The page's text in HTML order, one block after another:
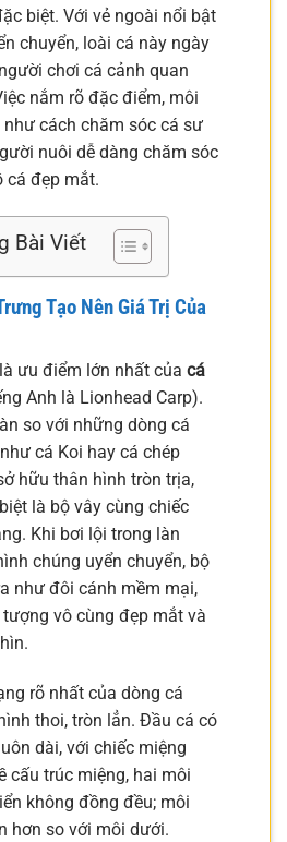
biệt. Với vẻ ngoài nổi bật
chuyển, loài cá này ngày
chơi cá cảnh quan
nắm rõ đặc điểm, môi
cách chăm sóc cá sư
nuôi dễ dàng chăm sóc
cá đẹp mắt.
Bài Viết
Tạo Nên Giá Trị Của
ưu điểm lớn nhất của cá
Anh là Lionhead Carp).
so với những dòng cá
cá Koi hay cá chép
hữu thân hình tròn trịa,
là bộ vây cùng chiếc
Khi bơi lội trong làn
chúng uyển chuyển, bộ
như đôi cánh mềm mại,
vô cùng đẹp mắt và
rõ nhất của dòng cá
thoi, tròn lẳn. Đầu cá có
dài, với chiếc miệng
cấu trúc miệng, hai môi
không đồng đều; môi
hơn so với môi dưới.